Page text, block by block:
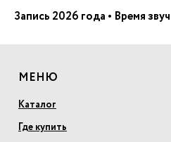
Запись 2026 года • Время
МЕНЮ
Каталог
Где купить